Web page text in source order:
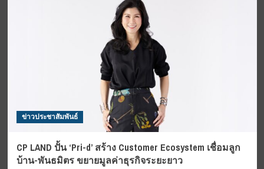
ข่าวประชาสัมพันธ์
CP LAND ปั้น ‘Pri-d’ สร้าง Customer Ecosystem เชื่อมลูก
บ้าน-พันธมิตร ขยายมูลค่าธุรกิจระยะยาว